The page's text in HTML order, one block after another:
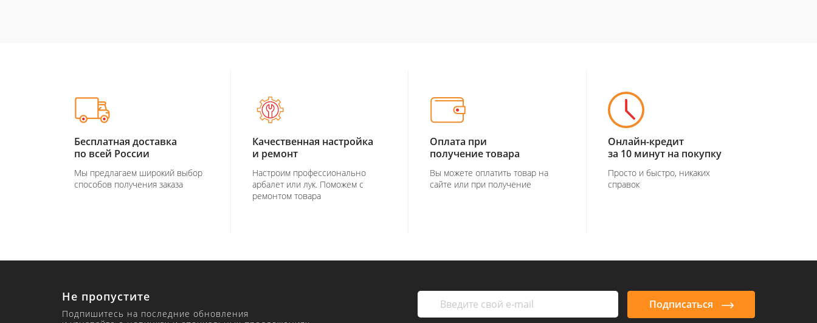
Бесплатная доставка
по всей России
Мы предлагаем широкий выбор
способов получения заказа
Качественная настройка
и ремонт
Настроим профессионально
арбалет или лук. Поможем с
ремонтом товара
Оплата при
получение товара
Вы можете оплатить товар на
сайте или при получение
Онлайн-кредит
за 10 минут на покупку
Просто и быстро, никаких
справок
Не пропустите
Подпишитесь на последние обновления
Подписаться